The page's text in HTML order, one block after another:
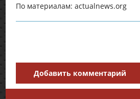
По материалам: actualnews.org
Добавить комментарий